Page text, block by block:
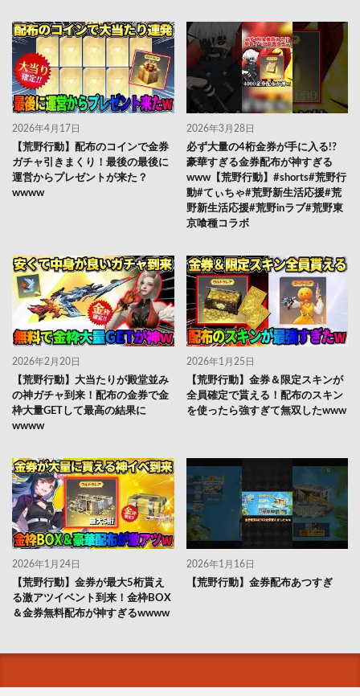
2026年4月17日
【荒野行動】配布のコインで金券
ガチャ引きまくり！最後の最後に
運営からプレゼントが来た？
wwww
2026年3月28日
必ず大量の4桁金券が手に入る!?
豪華すぎる金券配布が神すぎる
www【荒野行動】#shorts#荒野行
動#てぃちゃ#荒野新生活応援#荒
野新生活応援#荒野inラブ#荒野東
京喰種コラボ
2026年2月20日
【荒野行動】大当たりが殿堂並み
の神ガチャ到来！配布の金券で金
枠大量GETして最高の結果に
wwww
2026年1月25日
【荒野行動】金券＆限定スキンが
全員確定で貰える！配布のスキン
を使ったら強すぎて無双したwww
2026年1月24日
【荒野行動】金券が最大5桁貰え
る激アツイベント到来！金枠BOX
＆金券無料配布が神すぎるwwww
2026年1月16日
【荒野行動】金券配布あつすぎ